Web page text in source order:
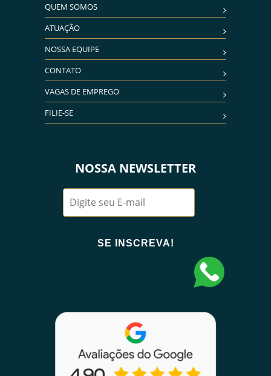
QUEM SOMOS
ATUAÇÃO
NOSSA EQUIPE
CONTATO
VAGAS DE EMPREGO
FILIE-SE
NOSSA NEWSLETTER